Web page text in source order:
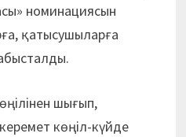
номинациясын
қатысушыларға
шығып,
көңіл-күйде